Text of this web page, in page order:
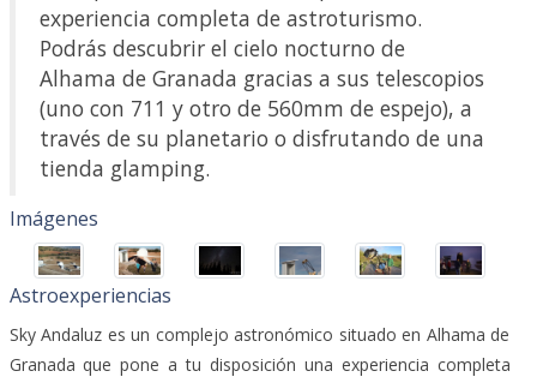
experiencia completa de astroturismo.
Podrás descubrir el cielo nocturno de
Alhama de Granada gracias a sus telescopios
(uno con 711 y otro de 560mm de espejo), a
través de su planetario o disfrutando de una
tienda glamping.
Imágenes
Astroexperiencias
Sky Andaluz es un complejo astronómico situado en Alhama de
Granada que pone a tu disposición una experiencia completa